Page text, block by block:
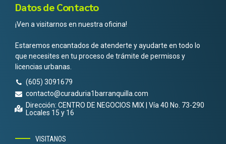
Datos de Contacto
¡Ven a visitarnos en nuestra oficina!
Estaremos encantados de atenderte y ayudarte en todo lo
que necesites en tu proceso de trámite de permisos y
licencias urbanas.
(605) 3091679
contacto@curaduria1barranquilla.com
Dirección: CENTRO DE NEGOCIOS MIX | Vía 40 No. 73-290
Locales 15 y 16
VISITANOS